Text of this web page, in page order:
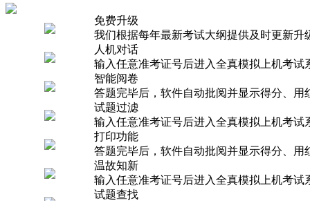
免费升级
我们根据每年最新考试大纲提供及时更新
人机对话
输入任意准考证号后进入全真模拟上机考
智能阅卷
答题完毕后，软件自动批阅并显示得分、
试题过滤
输入任意准考证号后进入全真模拟上机考
打印功能
答题完毕后，软件自动批阅并显示得分、
温故知新
输入任意准考证号后进入全真模拟上机考
试题查找